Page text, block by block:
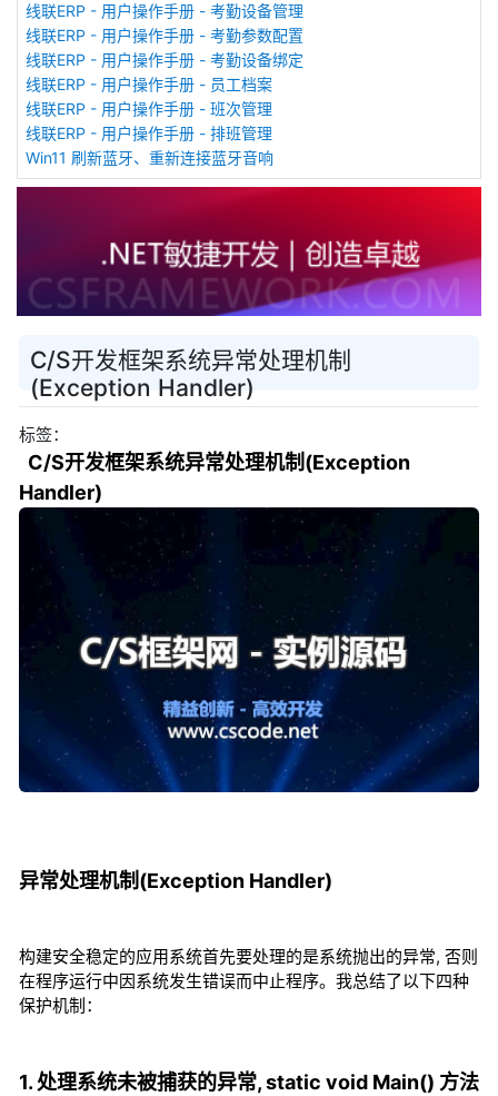
线联ERP - 用户操作手册 - 考勤设备管理
线联ERP - 用户操作手册 - 考勤参数配置
线联ERP - 用户操作手册 - 考勤设备绑定
线联ERP - 用户操作手册 - 员工档案
线联ERP - 用户操作手册 - 班次管理
线联ERP - 用户操作手册 - 排班管理
Win11 刷新蓝牙、重新连接蓝牙音响
C/S开发框架系统异常处理机制
(Exception Handler)
标签：
C/S开发框架系统异常处理机制(Exception
Handler)
异常处理机制(Exception Handler)
构建安全稳定的应用系统首先要处理的是系统抛出的异常, 否则
在程序运行中因系统发生错误而中止程序。我总结了以下四种
保护机制：
1. 处理系统未被捕获的异常, static void Main() 方法